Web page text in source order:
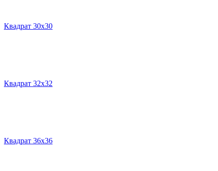
Квадрат 30х30
Квадрат 32х32
Квадрат 36х36